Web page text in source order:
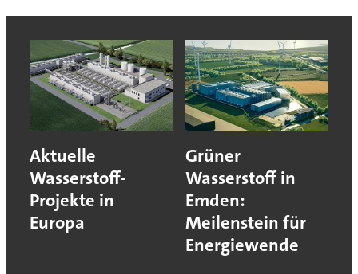
Aktuelle
Wasserstoff-
Projekte in
Europa
Grüner
Wasserstoff in
Emden:
Meilenstein für
Energiewende